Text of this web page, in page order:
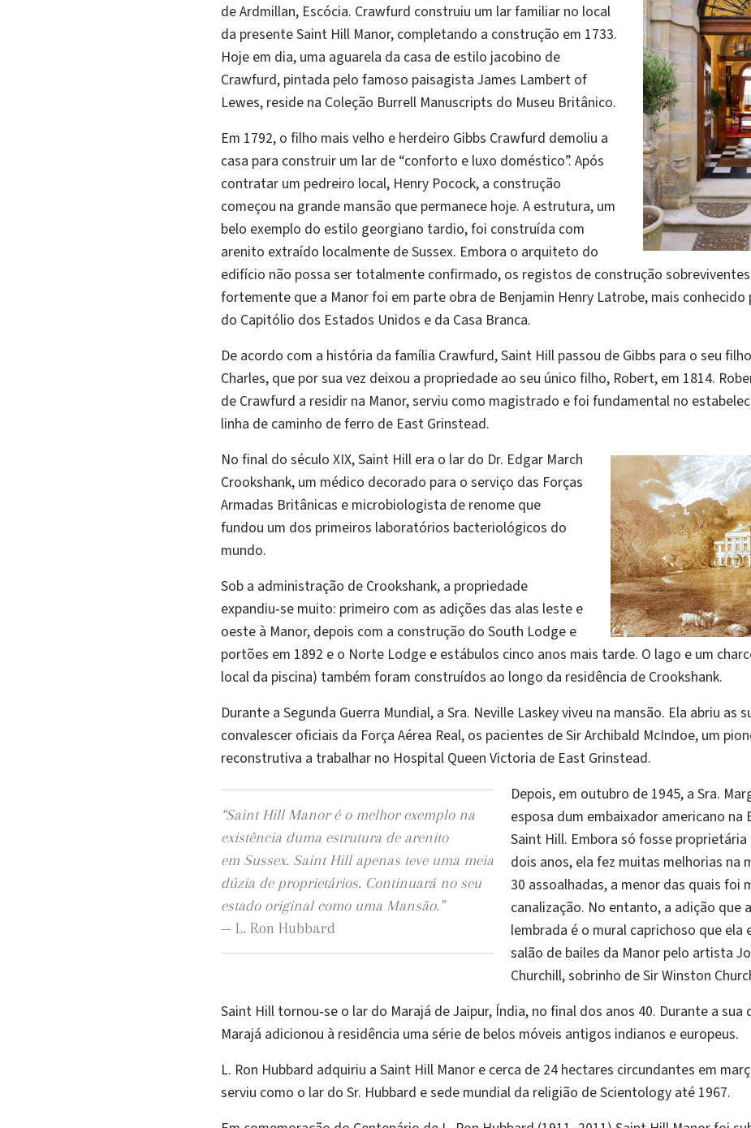
de Ardmillan, Escócia. Crawfurd construiu um lar familiar no local
da presente Saint Hill Manor, completando a construção em 1733.
Hoje em dia, uma aguarela da casa de estilo jacobino de
Crawfurd, pintada pelo famoso paisagista James Lambert of
Lewes, reside na Coleção Burrell Manuscripts do Museu Britânico.
Em 1792, o filho mais velho e herdeiro Gibbs Crawfurd demoliu a
casa para construir um lar de “conforto e luxo doméstico”. Após
contratar um pedreiro local, Henry Pocock, a construção
começou na grande mansão que permanece hoje. A estrutura, um
belo exemplo do estilo georgiano tardio, foi construída com
arenito extraído localmente de Sussex. Embora o arquiteto do
edifício não possa ser totalmente confirmado, os registos de construção
fortemente que a Manor foi em parte obra de Benjamin Henry Latrobe, mais conhecido
do Capitólio dos Estados Unidos e da Casa Branca.
De acordo com a história da família Crawfurd, Saint Hill passou de Gibbs para o seu
Charles, que por sua vez deixou a propriedade ao seu único filho, Robert, em 1814.
de Crawfurd a residir na Manor, serviu como magistrado e foi fundamental no
linha de caminho de ferro de East Grinstead.
No final do século XIX, Saint Hill era o lar do Dr. Edgar March
Crookshank, um médico decorado para o serviço das Forças
Armadas Britânicas e microbiologista de renome que
fundou um dos primeiros laboratórios bacteriológicos do
mundo.
Sob a administração de Crookshank, a propriedade
expandiu‑se muito: primeiro com as adições das alas leste e
oeste à Manor, depois com a construção do South Lodge e
portões em 1892 e o Norte Lodge e estábulos cinco anos mais tarde. O lago e um
local da piscina) também foram construídos ao longo da residência de Crookshank.
Durante a Segunda Guerra Mundial, a Sra. Neville Laskey viveu na mansão. Ela abriu as
convalescer oficiais da Força Aérea Real, os pacientes de Sir Archibald McIndoe, um
reconstrutiva a trabalhar no Hospital Queen Victoria de East Grinstead.
“Saint Hill Manor é o melhor exemplo na
existência duma estrutura de arenito
em Sussex. Saint Hill apenas teve uma meia
dúzia de proprietários. Continuará no seu
estado original como uma Mansão.”
— L. Ron Hubbard
Depois, em outubro de 1945, a Sra.
esposa dum embaixador americano na
Saint Hill. Embora só fosse
dois anos, ela fez muitas melhorias na
30 assoalhadas, a menor das quais foi
canalização. No entanto, a adição que
lembrada é o mural caprichoso que ela
salão de bailes da Manor pelo artista
Churchill, sobrinho de Sir Winston
Saint Hill tornou‑se o lar do Marajá de Jaipur, Índia, no final dos anos 40. Durante a sua
Marajá adicionou à residência uma série de belos móveis antigos indianos e europeus.
L. Ron Hubbard adquiriu a Saint Hill Manor e cerca de 24 hectares circundantes em
serviu como o lar do Sr. Hubbard e sede mundial da religião de Scientology até 1967.